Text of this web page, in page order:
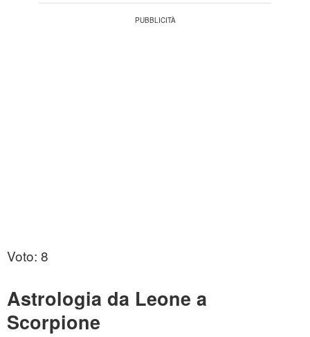
Voto: 8
Astrologia da Leone a
Scorpione